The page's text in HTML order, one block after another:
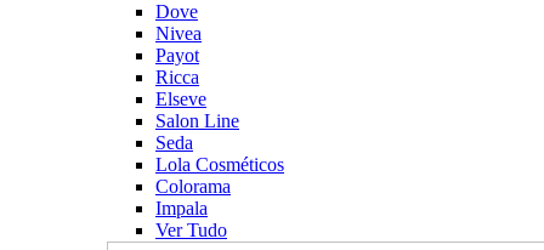
Dove
Nivea
Payot
Ricca
Elseve
Salon Line
Seda
Lola Cosméticos
Colorama
Impala
Ver Tudo